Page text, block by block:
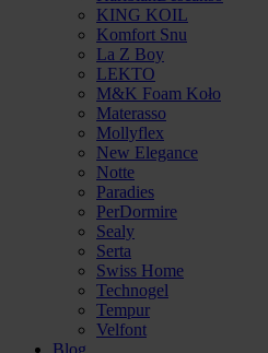
KING KOIL
Komfort Snu
La Z Boy
LEKTO
M&K Foam Koło
Materasso
Mollyflex
New Elegance
Notte
Paradies
PerDormire
Sealy
Serta
Swiss Home
Technogel
Tempur
Velfont
Blog